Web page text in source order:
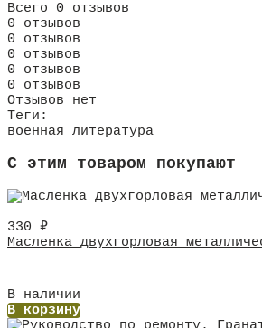
Всего 0 отзывов
0 отзывов
0 отзывов
0 отзывов
0 отзывов
0 отзывов
Отзывов нет
Теги:
военная литература
C этим товаром покупают
330 ₽
Масленка двухгорловая
В наличии
В корзину